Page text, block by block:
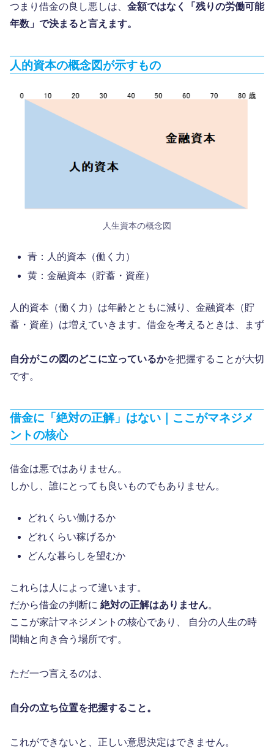
つまり借金の良し悪しは、 金額ではなく「残りの労働可能
年数」で決まると言えます。
人的資本の概念図が示すもの
人生資本の概念図
青：人的資本（働く力）
黄：金融資本（貯蓄・資産）
人的資本（働く力）は年齢とともに減り、金融資本（貯
蓄・資産）は増えていきます。借金を考えるときは、まず
自分がこの図のどこに立っているかを把握することが大切
です。
借金に「絶対の正解」はない｜ここがマネジメ
ントの核心
借金は悪ではありません。
しかし、誰にとっても良いものでもありません。
どれくらい働けるか
どれくらい稼げるか
どんな暮らしを望むか
これらは人によって違います。
だから借金の判断に 絶対の正解はありません。
ここが家計マネジメントの核心であり、 自分の人生の時
間軸と向き合う場所です。
ただ一つ言えるのは、
自分の立ち位置を把握すること。
これができないと、正しい意思決定はできません。